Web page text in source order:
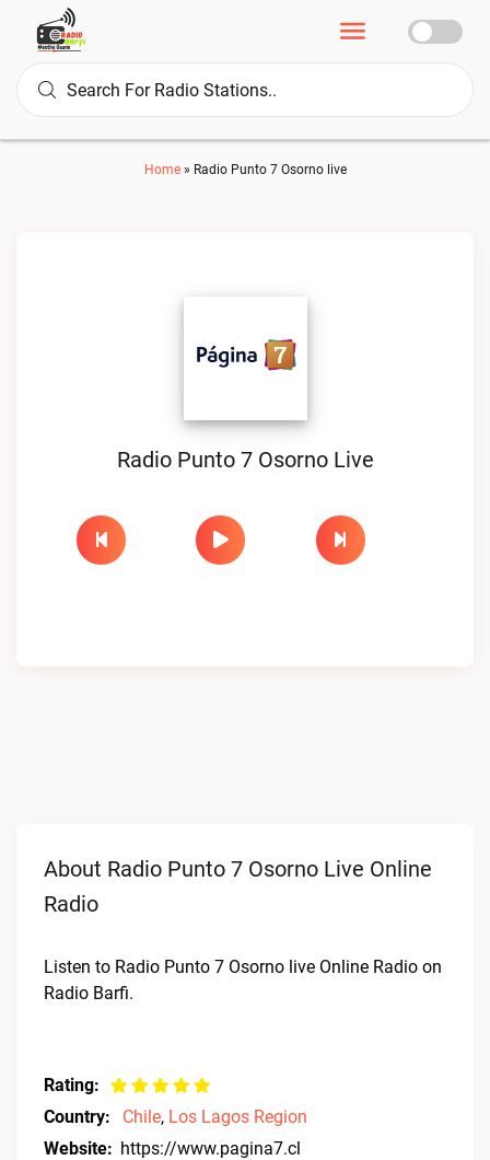
Home» Radio Punto 7 Osorno live
Radio Punto 7 Osorno Live
About Radio Punto 7 Osorno Live Online
Radio
Listen to Radio Punto 7 Osorno live Online Radio on
Radio Barfi.
Rating:
Country:
Chile, Los Lagos Region
Website: https://www.pagina7.cl